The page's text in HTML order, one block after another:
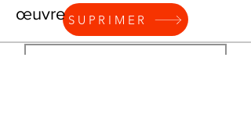
SUPRIMER
œuvre